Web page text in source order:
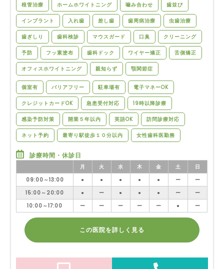
根管治療 ホームホワイトニング 噛み合わせ 歯並び
インプラント 入れ歯 差し歯 歯周病治療 虫歯治療
歯ぎしり 歯科検診 マウスガード 口臭 クリーニング
予防 フッ素塗布 歯科ドック ワイヤー矯正 舌側矯正
オフィスホワイトニング 親知らず 顎関節症
個室有 バリアフリー 駐車場有 電子マネーOK
クレジットカードOK 急患受付対応 19時以降診療
感染予防対策 開業５年以内 英語OK 訪問診療対応
ネット予約 最寄り駅徒歩１０分以内 女性歯科医勤務
診療時間・休診日
月 火 水 木 金 土
日
09:00～13:00
● ● ● ● ● ー
ー
15:00～20:00
● ー ● ● ● ー
ー
10:00～17:00
ー ー ー ー ー ● ー
この医院を詳しく見る